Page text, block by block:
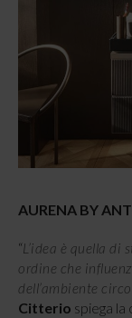
AURENA BY
“L’idea è quella di
ordine che
dell’ambiente
Citterio spiega la